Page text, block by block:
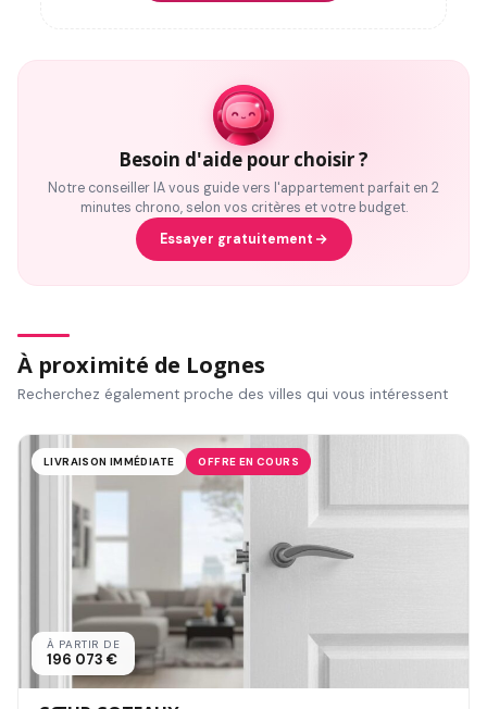
Besoin d'aide pour choisir ?
Notre conseiller IA vous guide vers l'appartement parfait en 2
minutes chrono, selon vos critères et votre budget.
Essayer gratuitement
À proximité de Lognes
Recherchez également proche des villes qui vous intéressent
LIVRAISON IMMÉDIATE OFFRE EN COURS
À PARTIR DE
196 073 €